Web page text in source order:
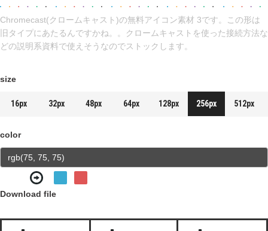
Chromecast(クロームキャスト)の無料アイコン素材 3です。この形は
旧タイプにあたるんですかね。。クロームキャストを使った接続方法な
どの説明系資料で使えそうなのでストックします。
size
16px 32px 48px 64px 128px 256px 512px
color
Download file